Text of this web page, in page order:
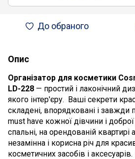
До обраного
Опис
Організатор для косметики
LD-228 — простий і лаконічний
якого інтер'єру. Ваші секрети
складені, впорядковані і
must have кожної дівчини і
спальні, на орендованій
незамінна і корисна річ для
косметичних засобів і